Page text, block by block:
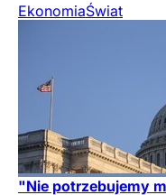
EkonomiaŚwiat
"Nie potrzebujemy